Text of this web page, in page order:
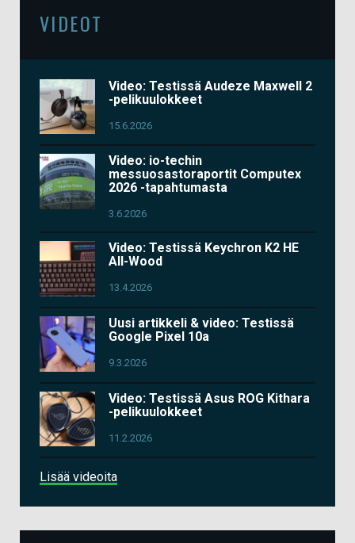
VIDEOT
Video: Testissä Audeze Maxwell 2
-pelikuulokkeet
15.6.2026
Video: io-techin
messuosastoraportit Computex
2026 -tapahtumasta
3.6.2026
Video: Testissä Keychron K2 HE
All-Wood
13.4.2026
Uusi artikkeli & video: Testissä
Google Pixel 10a
9.3.2026
Video: Testissä Asus ROG Kithara
-pelikuulokkeet
11.2.2026
Lisää videoita